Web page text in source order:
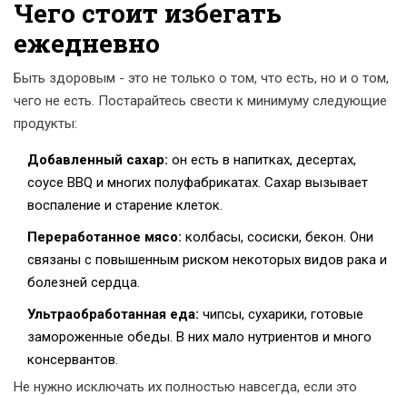
Чего стоит избегать
ежедневно
Быть здоровым - это не только о том, что есть, но и о том,
чего не есть. Постарайтесь свести к минимуму следующие
продукты:
Добавленный сахар: он есть в напитках, десертах,
соусе BBQ и многих полуфабрикатах. Сахар вызывает
воспаление и старение клеток.
Переработанное мясо: колбасы, сосиски, бекон. Они
связаны с повышенным риском некоторых видов рака и
болезней сердца.
Ультраобработанная еда: чипсы, сухарики, готовые
замороженные обеды. В них мало нутриентов и много
консервантов.
Не нужно исключать их полностью навсегда, если это